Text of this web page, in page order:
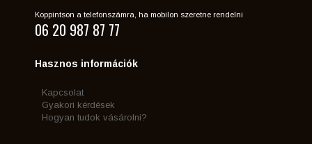
Koppintson a telefonszámra, ha mobilon szeretne rendelni
06 20 987 87 77
Hasznos információk
Kapcsolat
Gyakori kérdések
Hogyan tudok vásárolni?